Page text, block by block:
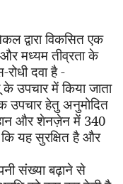
द्वारा विकसित एक
मध्यम तीव्रता के
दवा है -
उपचार में किया जाता
उपचार हेतु अनुमोदित
और शेनज़ेन में 340
कि यह सुरक्षित है और
संख्या बढ़ाने से